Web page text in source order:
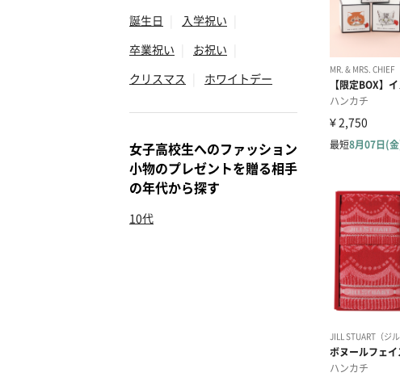
誕生日 入学祝い
卒業祝い
お祝い
クリスマス
ホワイトデー
女子高校生へのファッション
小物のプレゼントを贈る相手
の年代から探す
10代